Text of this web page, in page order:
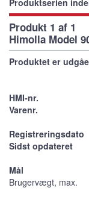
Produkt 1 af 1
Himolla Model
Produktet er
HMI-nr.
Varenr.
Registreringsdato
Sidst opdateret
Mål
Brugervægt, max.